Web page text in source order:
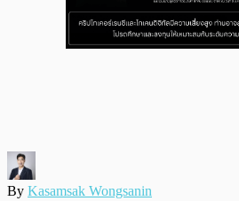
By Kasamsak Wongsanin